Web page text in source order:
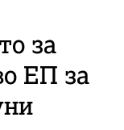
за
ЕП за